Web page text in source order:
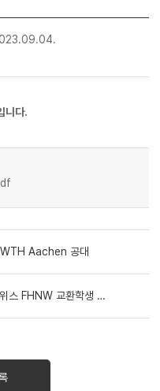
니다.
Aachen 공대
교환학생 귀국 보고서